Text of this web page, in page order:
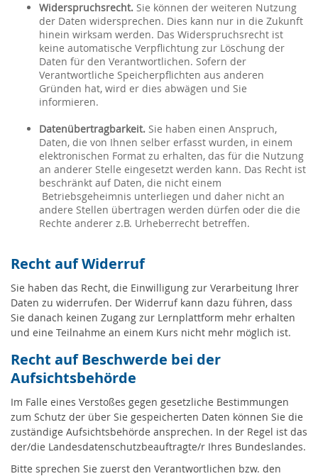
Widerspruchsrecht. Sie können der weiteren Nutzung
der Daten widersprechen. Dies kann nur in die Zukunft
hinein wirksam werden. Das Widerspruchsrecht ist
keine automatische Verpflichtung zur Löschung der
Daten für den Verantwortlichen. Sofern der
Verantwortliche Speicherpflichten aus anderen
Gründen hat, wird er dies abwägen und Sie
informieren.
Datenübertragbarkeit. Sie haben einen Anspruch,
Daten, die von Ihnen selber erfasst wurden, in einem
elektronischen Format zu erhalten, das für die Nutzung
an anderer Stelle eingesetzt werden kann. Das Recht ist
beschränkt auf Daten, die nicht einem
Betriebsgeheimnis unterliegen und daher nicht an
andere Stellen übertragen werden dürfen oder die die
Rechte anderer z.B. Urheberrecht betreffen.
Recht auf Widerruf
Sie haben das Recht, die Einwilligung zur Verarbeitung Ihrer
Daten zu widerrufen. Der Widerruf kann dazu führen, dass
Sie danach keinen Zugang zur Lernplattform mehr erhalten
und eine Teilnahme an einem Kurs nicht mehr möglich ist.
Recht auf Beschwerde bei der
Aufsichtsbehörde
Im Falle eines Verstoßes gegen gesetzliche Bestimmungen
zum Schutz der über Sie gespeicherten Daten können Sie die
zuständige Aufsichtsbehörde ansprechen. In der Regel ist das
der/die Landesdatenschutzbeauftragte/r Ihres Bundeslandes.
Bitte sprechen Sie zuerst den Verantwortlichen bzw. den